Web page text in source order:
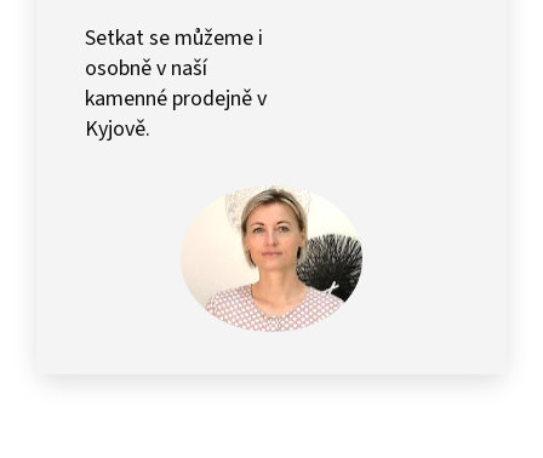
Setkat se můžeme i
osobně v naší
kamenné prodejně v
Kyjově.